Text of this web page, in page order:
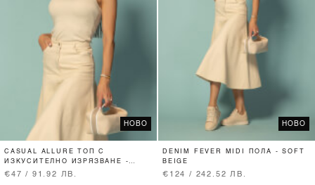
НОВО
CASUAL ALLURE ТОП С
ИЗКУСИТЕЛНО ИЗРЯЗВАНЕ -
SOFT BEIGE
€47 / 91.92 ЛВ.
НОВО
DENIM FEVER MIDI ПОЛА - SOFT
BEIGE
€124 / 242.52 ЛВ.